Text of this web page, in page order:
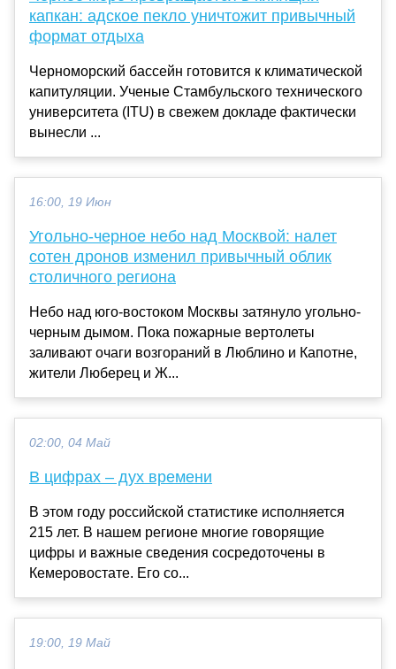
капкан: адское пекло уничтожит привычный
формат отдыха
Черноморский бассейн готовится к климатической
капитуляции. Ученые Стамбульского технического
университета (ITU) в свежем докладе фактически
вынесли ...
16:00, 19 Июн
Угольно-черное небо над Москвой: налет
сотен дронов изменил привычный облик
столичного региона
Небо над юго-востоком Москвы затянуло угольно-
черным дымом. Пока пожарные вертолеты
заливают очаги возгораний в Люблино и Капотне,
жители Люберец и Ж...
02:00, 04 Май
В цифрах – дух времени
В этом году российской статистике исполняется
215 лет. В нашем регионе многие говорящие
цифры и важные сведения сосредоточены в
Кемеровостате. Его со...
19:00, 19 Май